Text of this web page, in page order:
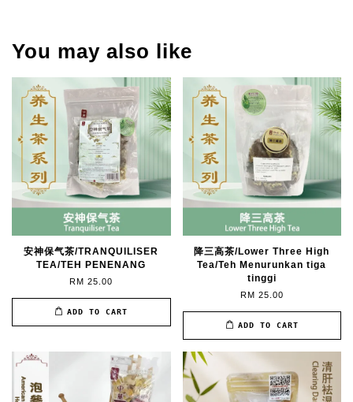
You may also like
安神保气茶/TRANQUILISER
TEA/TEH PENENANG
RM 25.00
ADD TO CART
降三高茶/Lower Three High
Tea/Teh Menurunkan tiga
tinggi
RM 25.00
ADD TO CART